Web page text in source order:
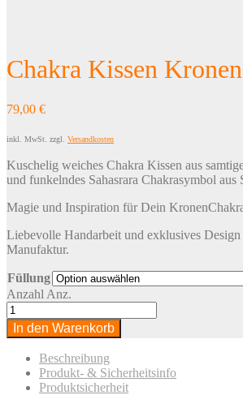
Chakra Kissen
79,00 €
inkl. MwSt. zzgl. Versandkosten
Kuschelig weiches Chakra Kissen aus
und funkelndes Sahasrara Chakrasymbol aus
Magie und Inspiration für Dein
Liebevolle Handarbeit und exklusives Design
Manufaktur.
Füllung
Anzahl Anz.
In den Warenkorb
Beschreibung
Produkt- & Sicherheitsinfo
Produktsicherheit